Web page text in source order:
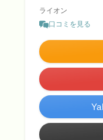
ライオン
口コミを見る